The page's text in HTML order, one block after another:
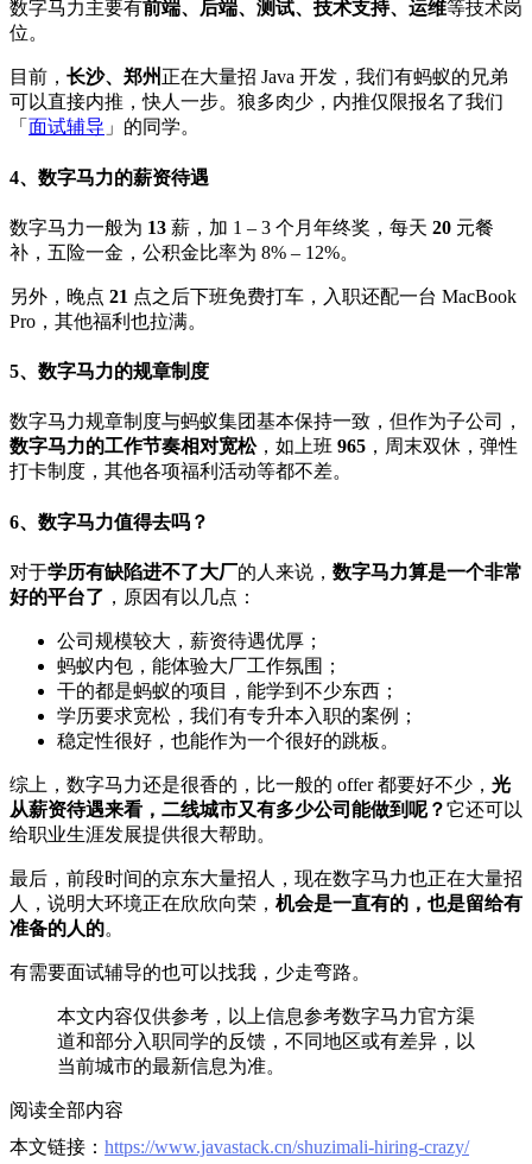
数字马力主要有前端、后端、测试、技术支持、运维等技术岗
位。
目前， 长沙、郑州 正在大量招 Java 开发，我们有蚂蚁的兄弟
可以直接内推，快人一步。狼多肉少，内推仅限报名了我们
「 面试辅导 」的同学。
4、数字马力的薪资待遇
数字马力一般为 13 薪，加 1 – 3 个月年终奖，每天 20 元餐
补，五险一金，公积金比率为 8% – 12%。
另外，晚点 21 点之后下班免费打车，入职还配一台 MacBook
Pro，其他福利也拉满。
5、数字马力的规章制度
数字马力规章制度与蚂蚁集团基本保持一致，但作为子公司，
数字马力的工作节奏相对宽松，如上班 965 ，周末双休，弹性
打卡制度，其他各项福利活动等都不差。
6、数字马力值得去吗？
对于学历有缺陷进不了大厂的人来说， 数字马力算是一个非常
好的平台了 ，原因有以几点：
公司规模较大，薪资待遇优厚；
蚂蚁内包，能体验大厂工作氛围；
干的都是蚂蚁的项目，能学到不少东西；
学历要求宽松，我们有专升本入职的案例；
稳定性很好，也能作为一个很好的跳板。
综上，数字马力还是很香的，比一般的 offer 都要好不少， 光
从薪资待遇来看，二线城市又有多少公司能做到呢？它还可以
给职业生涯发展提供很大帮助。
最后，前段时间的京东大量招人，现在数字马力也正在大量招
人，说明大环境正在欣欣向荣， 机会是一直有的，也是留给有
准备的人的。
有需要面试辅导的也可以找我，少走弯路。
本文内容仅供参考，以上信息参考数字马力官方渠
道和部分入职同学的反馈，不同地区或有差异，以
当前城市的最新信息为准。
阅读全部内容
本文链接： https://www.javastack.cn/shuzimali-hiring-crazy/